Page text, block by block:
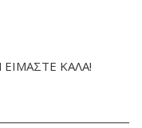
ΚΑΛΑ!